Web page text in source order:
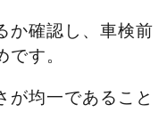
か確認し、車検前
す。
が均一であること